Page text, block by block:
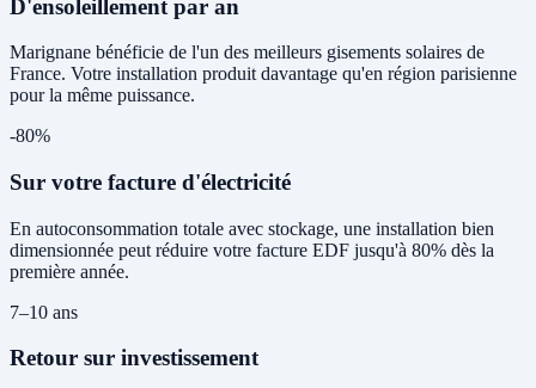
D'ensoleillement par an
Marignane bénéficie de l'un des meilleurs gisements solaires de
France. Votre installation produit davantage qu'en région parisienne
pour la même puissance.
-80%
Sur votre facture d'électricité
En autoconsommation totale avec stockage, une installation bien
dimensionnée peut réduire votre facture EDF jusqu'à 80% dès la
première année.
7–10 ans
Retour sur investissement